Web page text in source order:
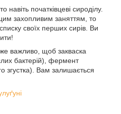
навіть початківцеві сироділу.
захопливим заняттям, то
своїх перших сирів. Ви
важливо, щоб закваска
бактерій), фермент
згустка). Вам залишається